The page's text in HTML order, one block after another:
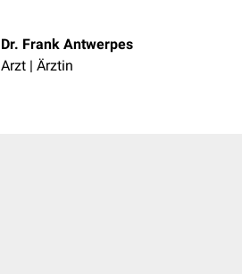
Dr. Frank Antwerpes
Arzt | Ärztin